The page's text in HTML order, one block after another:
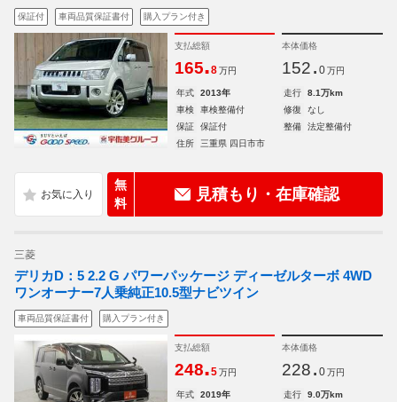
保証付 車両品質保証書付 購入プラン付き
支払総額
165.8 万円
本体価格
152. 0 万円
年式 2013年 走行
8.1万km
車検
車検整備付 修復
なし
保証
保証付 整備
法定整備付
住所
三重県 四日市市
無
料
見積もり・在庫確認
三菱
デリカD：5 2.2 G パワーパッケージ ディーゼルターボ 4WD
ワンオーナー7人乗純正10.5型ナビツイン
車両品質保証書付 購入プラン付き
支払総額
248.5 万円
本体価格
228. 0 万円
年式 2019年 走行
9.0万km